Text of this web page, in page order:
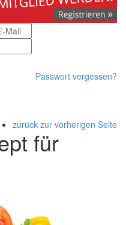
Passwort vergessen?
zurück zur vorherigen Seite
für